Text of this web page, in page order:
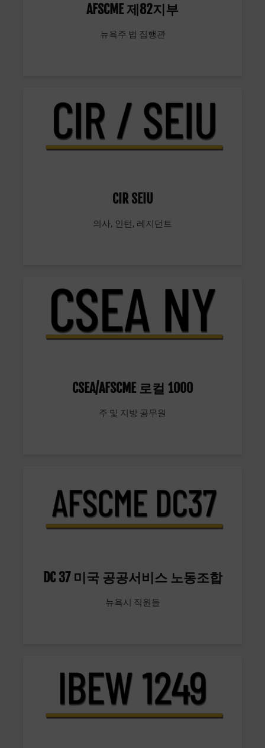
AFSCME 제82지부
뉴욕주 법 집행관
CIR SEIU
의사, 인턴, 레지던트
CSEA/AFSCME 로컬 1000
주 및 지방 공무원
DC 37 미국 공공서비스 노동조합
뉴욕시 직원들